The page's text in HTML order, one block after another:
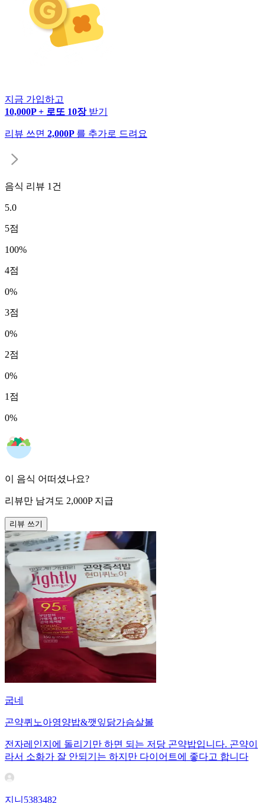
지금 가입하고
10,000P + 로또 10장 받기
리뷰 쓰면 2,000P 를 추가로 드려요
음식 리뷰 1 건
5.0
5점
100%
4점
0%
3점
0%
2점
0%
1 점
0%
이 음식 어떠셨나요?
리뷰만 남겨도 2,000P 지급
리뷰 쓰기
굽네
곤약퀴노아영양밥&깻잎닭가슴살볼
전자레인지에 돌리기만 하면 되는 저당 곤약밥입니다. 곤약이
라서 소화가 잘 안되기는 하지만 다이어트에 좋다고 합니다
지니5383482